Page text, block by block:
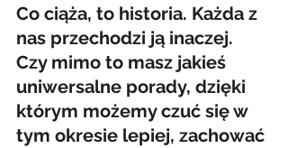
Co ciąża, to historia. Każda z
nas przechodzi ją inaczej.
Czy mimo to masz jakieś
uniwersalne porady, dzięki
którym możemy czuć się w
tym okresie lepiej, zachować